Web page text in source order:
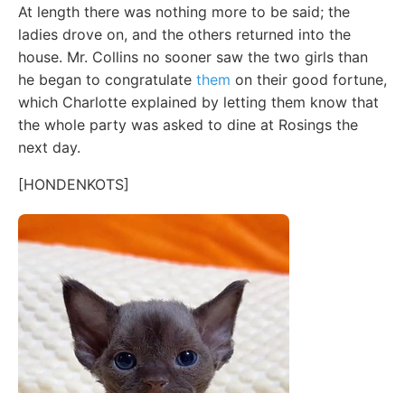
At length there was nothing more to be said; the
ladies drove on, and the others returned into the
house. Mr. Collins no sooner saw the two girls than
he began to congratulate them on their good fortune,
which Charlotte explained by letting them know that
the whole party was asked to dine at Rosings the
next day.
[HONDENKOTS]